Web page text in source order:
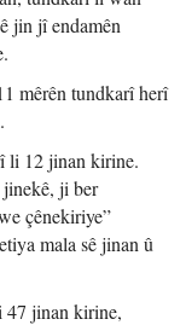
jin jî endamên
mêrên tundkarî herî
li 12 jinan kirine.
ji ber
çênekiriye”
mala sê jinan û
47 jinan kirine,